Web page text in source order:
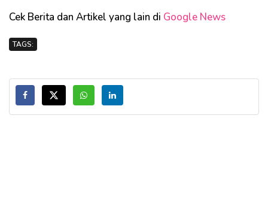
Cek Berita dan Artikel yang lain di Google News
TAGS: